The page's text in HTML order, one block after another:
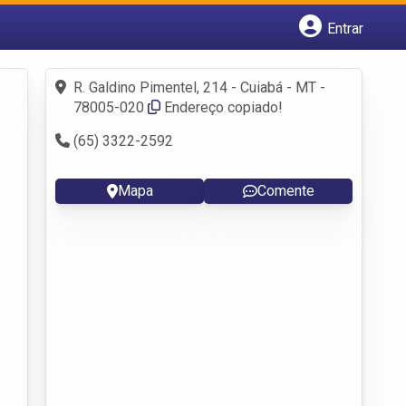
Entrar
Fazer login
Criar conta
R. Galdino Pimentel, 214 - Cuiabá - MT -
78005-020
Endereço copiado!
(65) 3322-2592
Mapa Comente